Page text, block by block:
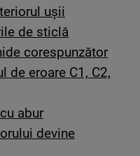
uşii
de sticlă
corespunzător
de eroare C1, C2,
abur
devine